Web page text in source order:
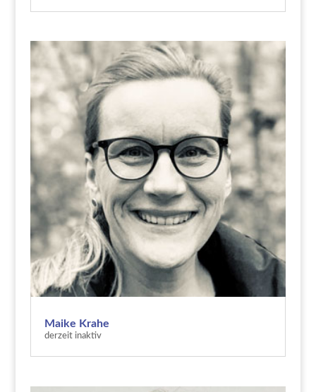
Maike Krahe
derzeit inaktiv